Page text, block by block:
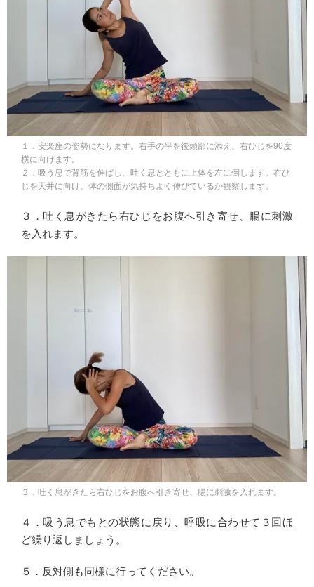
１．安楽座の姿勢になります。右手の平を後頭部に添え、右ひじを90度
横に向けます。
２．吸う息で背筋を伸ばし、吐く息とともに上体を左に倒します。右ひ
じを天井に向け、体の側面が気持ちよく伸びているか観察します。
３．吐く息がきたら右ひじをお腹へ引き寄せ、腸に刺激
を入れます。
３．吐く息がきたら右ひじをお腹へ引き寄せ、腸に刺激を入れます。
４．吸う息でもとの状態に戻り、呼吸に合わせて３回ほ
ど繰り返しましょう。
５．反対側も同様に行ってください。